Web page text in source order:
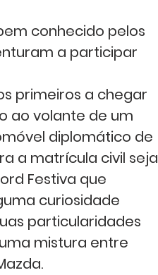
conhecido pelos
a participar
primeiros a chegar
ao volante de um
diplomático de
a matrícula civil seja
Festiva que
curiosidade
particularidades
mistura entre